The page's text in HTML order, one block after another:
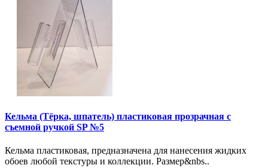
Кельма (Тёрка, шпатель) пластиковая прозрачная с
съемной ручкой SP №5
Кельма пластиковая, предназначена для нанесения жидких
обоев любой текстуры и коллекции. Размер&nbs..